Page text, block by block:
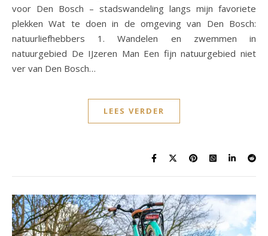
voor Den Bosch – stadswandeling langs mijn favoriete
plekken Wat te doen in de omgeving van Den Bosch:
natuurliefhebbers 1. Wandelen en zwemmen in
natuurgebied De IJzeren Man Een fijn natuurgebied niet
ver van Den Bosch…
LEES VERDER